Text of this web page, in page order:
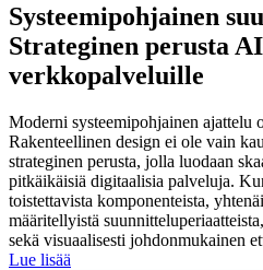
Systeemipohjainen
Strateginen perusta
verkkopalveluille
Moderni systeemipohjainen ajattelu
Rakenteellinen design ei ole vain
strateginen perusta, jolla luodaan
pitkäikäisiä digitaalisia palveluja.
toistettavista komponenteista,
määritellyistä
sekä visuaalisesti johdonmukainen
Lue lisää